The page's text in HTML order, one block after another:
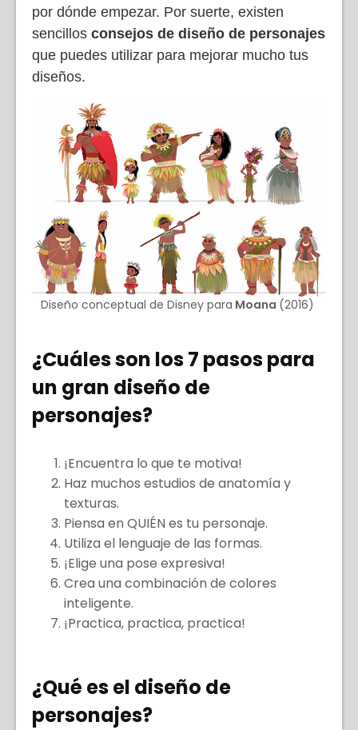
por dónde empezar. Por suerte, existen
sencillos consejos de diseño de personajes
que puedes utilizar para mejorar mucho tus
diseños.
Diseño conceptual de Disney para Moana (2016)
¿Cuáles son los 7 pasos para
un gran diseño de
personajes?
¡Encuentra lo que te motiva!
Haz muchos estudios de anatomía y
texturas.
Piensa en QUIÉN es tu personaje.
Utiliza el lenguaje de las formas.
¡Elige una pose expresiva!
Crea una combinación de colores
inteligente.
¡Practica, practica, practica!
¿Qué es el diseño de
personajes?